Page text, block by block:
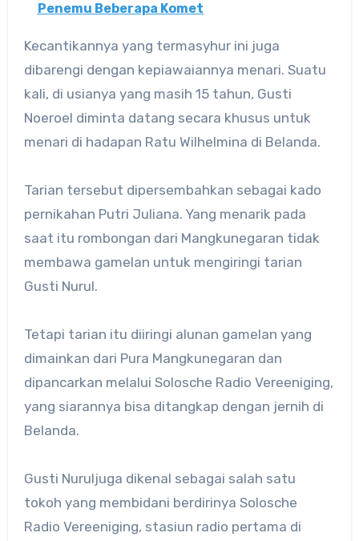
Penemu Beberapa Komet
Kecantikannya yang termasyhur ini juga
dibarengi dengan kepiawaiannya menari. Suatu
kali, di usianya yang masih 15 tahun, Gusti
Noeroel diminta datang secara khusus untuk
menari di hadapan Ratu Wilhelmina di Belanda.
Tarian tersebut dipersembahkan sebagai kado
pernikahan Putri Juliana. Yang menarik pada
saat itu rombongan dari Mangkunegaran tidak
membawa gamelan untuk mengiringi tarian
Gusti Nurul.
Tetapi tarian itu diiringi alunan gamelan yang
dimainkan dari Pura Mangkunegaran dan
dipancarkan melalui Solosche Radio Vereeniging,
yang siarannya bisa ditangkap dengan jernih di
Belanda.
Gusti Nuruljuga dikenal sebagai salah satu
tokoh yang membidani berdirinya Solosche
Radio Vereeniging, stasiun radio pertama di